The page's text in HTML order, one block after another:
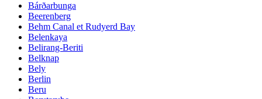
Bárðarbunga
Beerenberg
Behm Canal et Rudyerd Bay
Belenkaya
Belirang-Beriti
Belknap
Bely
Berlin
Beru